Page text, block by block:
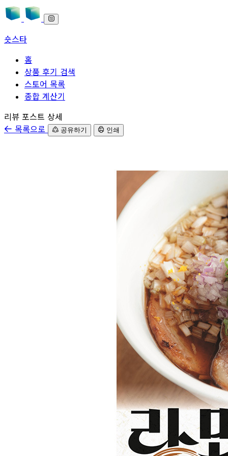
숏스타
홈
상품 후기 검색
스토어 목록
종합 계산기
본문으로 바로가기
리뷰 포스트 상세
목록으로
공유하기 인쇄